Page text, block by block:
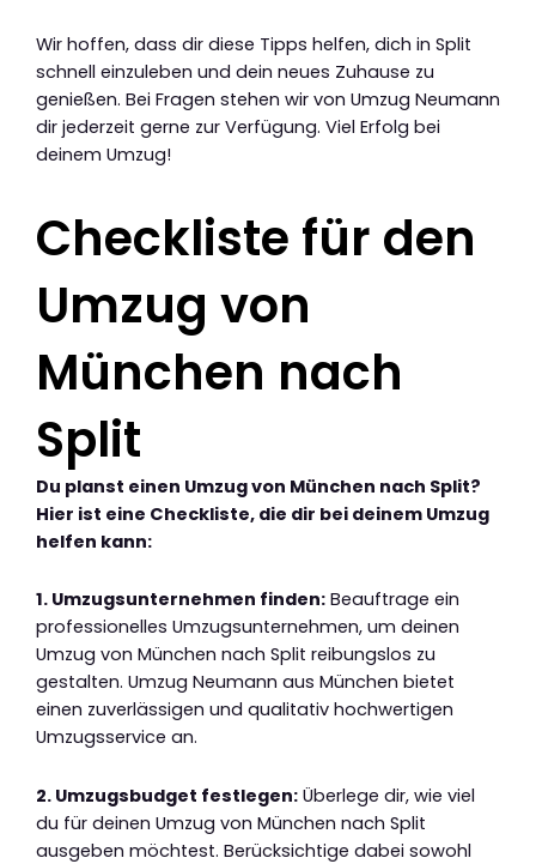
Wir hoffen, dass dir diese Tipps helfen, dich in Split
schnell einzuleben und dein neues Zuhause zu
genießen. Bei Fragen stehen wir von Umzug Neumann
dir jederzeit gerne zur Verfügung. Viel Erfolg bei
deinem Umzug!
Checkliste für den
Umzug von
München nach
Split
Du planst einen Umzug von München nach Split?
Hier ist eine Checkliste, die dir bei deinem Umzug
helfen kann:
1. Umzugsunternehmen finden: Beauftrage ein
professionelles Umzugsunternehmen, um deinen
Umzug von München nach Split reibungslos zu
gestalten. Umzug Neumann aus München bietet
einen zuverlässigen und qualitativ hochwertigen
Umzugsservice an.
2. Umzugsbudget festlegen: Überlege dir, wie viel
du für deinen Umzug von München nach Split
ausgeben möchtest. Berücksichtige dabei sowohl